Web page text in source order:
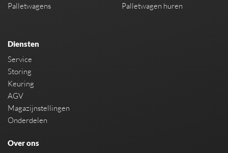
Palletwagens
Palletwagen huren
Diensten
Service
Storing
Keuring
AGV
Magazijnstellingen
Onderdelen
Over ons